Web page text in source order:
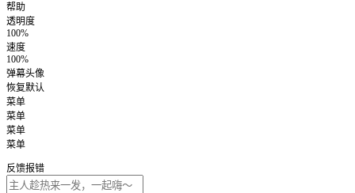
帮助
透明度
100%
速度
100%
弹幕头像
恢复默认
菜单
菜单
菜单
菜单
反馈报错